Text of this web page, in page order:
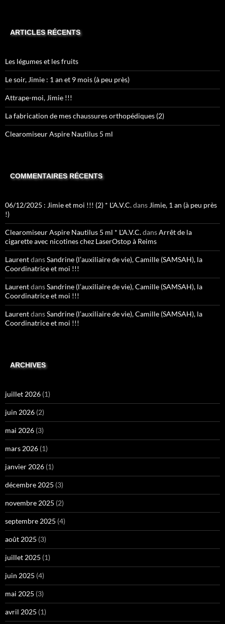
ARTICLES RÉCENTS
Les légumes et les fruits
Le soir, Jimie : 1 an et 9 mois (à peu près)
Attrape-moi, Jimie !!!
La fabrication de mes chaussures orthopédiques (2)
Clearomiseur Aspire Nautilus 5 ml
COMMENTAIRES RÉCENTS
06/12/2025 : Jimie et moi !!! (2) * L'A.V.C.dans Jimie, 1 an (à peu près
!)
Clearomiseur Aspire Nautilus 5 ml * L'A.V.C.dansArrêt de la
cigarette avec nicotines chez LaserOstop à Reims
LaurentdansSandrine (l’auxiliaire de vie), Camille (SAMSAH), la
Coordinatrice et moi !!!
LaurentdansSandrine (l’auxiliaire de vie), Camille (SAMSAH), la
Coordinatrice et moi !!!
LaurentdansSandrine (l’auxiliaire de vie), Camille (SAMSAH), la
Coordinatrice et moi !!!
ARCHIVES
juillet 2026 (1)
juin 2026 (2)
mai 2026 (3)
mars 2026 (1)
janvier 2026 (1)
décembre 2025 (3)
novembre 2025 (2)
septembre 2025 (4)
août 2025 (3)
juillet 2025 (1)
juin 2025 (4)
mai 2025 (3)
avril 2025 (1)